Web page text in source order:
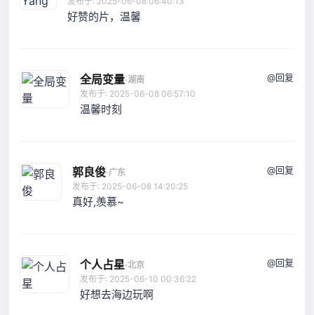
好赞的片，温馨
全局变量·湖南
发布于: 2025-06-08 06:57:10
温馨时刻
@回复
郭良俊·广东
发布于: 2025-06-08 14:20:25
真好,羡慕~
@回复
个人占星·北京
发布于: 2025-06-10 00:36:22
好想去海边玩啊
@回复